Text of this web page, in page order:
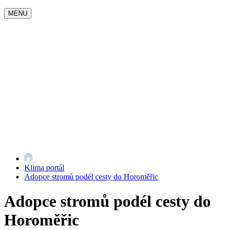
MENU
Klima portál
Adopce stromů podél cesty do Horoměřic
Adopce stromů podél cesty do
Horoměřic